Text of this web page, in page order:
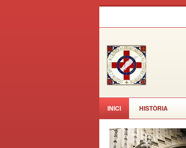
INICI HISTÒRIA